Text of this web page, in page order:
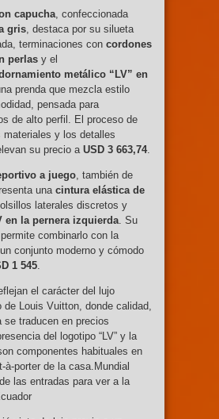
capucha , confeccionada
gris , destaca por su silueta
terminaciones con cordones
perlas y el
metálico “LV” en
prenda que mezcla estilo
pensada para
de alto perfil. El proceso de
y los detalles
su precio a USD 3 663,74.
a juego , también de
una cintura elástica de
laterales discretos y
en la pernera izquierda . Su
combinarlo con la
conjunto moderno y cómodo
1 545
el carácter del lujo
de Louis Vuitton, donde calidad,
se traducen en precios
del logotipo “LV” y la
componentes habituales en
à-porter de la casa.Mundial
las entradas para ver a la